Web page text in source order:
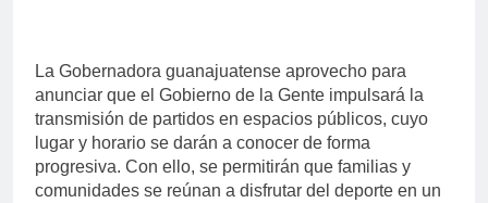
La Gobernadora guanajuatense aprovecho para
anunciar que el Gobierno de la Gente impulsará la
transmisión de partidos en espacios públicos, cuyo
lugar y horario se darán a conocer de forma
progresiva. Con ello, se permitirán que familias y
comunidades se reúnan a disfrutar del deporte en un